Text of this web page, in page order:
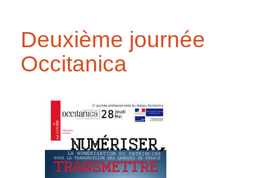
Deuxième journée
Occitanica